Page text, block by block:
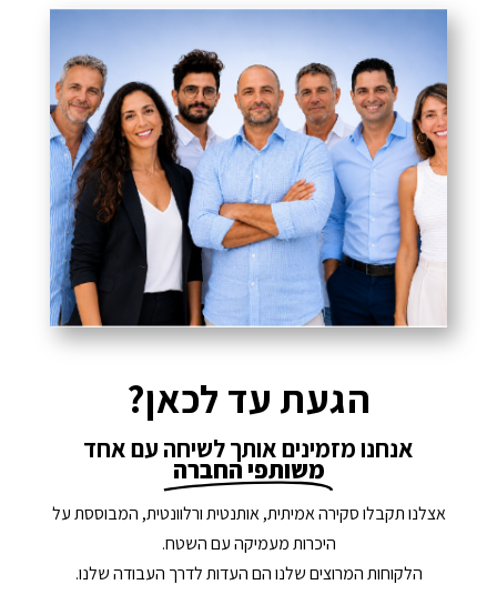
הגעת עד לכאן?
אנחנו מזמינים אותך לשיחה עם אחד
משותפי החברה
אצלנו תקבלו סקירה אמיתית, אותנטית ורלוונטית, המבוססת על
היכרות מעמיקה עם השטח.
הלקוחות המרוצים שלנו הם העדות לדרך העבודה שלנו.